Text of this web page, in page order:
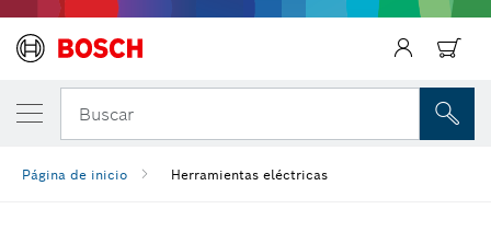
Buscar
Página de inicio Herramientas eléctricas